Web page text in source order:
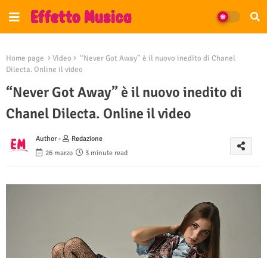
Home page Video
“Never Got Away” è il nuovo inedito di Chanel
Dilecta. Online il video
“Never Got Away” è il nuovo inedito di
Chanel Dilecta. Online il video
Author -
Redazione
26 marzo
3 minute read